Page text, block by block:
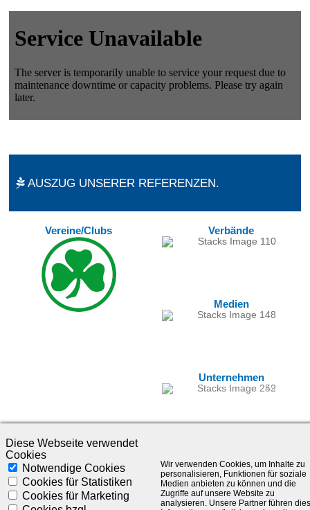
AUSZUG UNSERER REFERENZEN.
Vereine/Clubs Verbände
Medien
Unternehmen
©1985-2025 - SLC Management GmbH |Impressum
Diese Webseite verwendet
Cookies
Notwendige Cookies
Cookies für Statistiken
Cookies für Marketing
Wir verwenden Cookies, um Inhalte zu
personalisieren, Funktionen für soziale
Medien anbieten zu können und die
Zugriffe auf unsere Website zu
analysieren. Unsere Partner führen